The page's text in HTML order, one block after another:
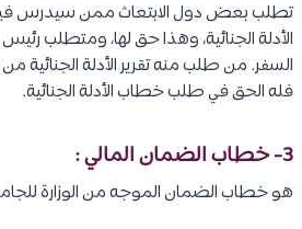
تطلب بعض دول الابتعاث ممن سيدرس
الأدلة الجنائية، وهذا حق لها، ومتطلب
السفر. من طلب منه تقرير الأدلة الجنائية
فله الحق في طلب خطاب الأدلة الجنائية.
3- خطاب الضمان المالي :
هو خطاب الضمان الموجه من الوزارة